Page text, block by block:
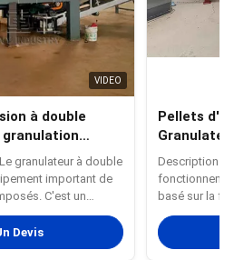
VIDEO
à double
granulateur à double
important de
C'est un
qui utilise la force
matériaux secs en
granulateurs, les
Devis
Pellets
d'engrais
Description
basé sur la
rotation du
provoque la
presséDans